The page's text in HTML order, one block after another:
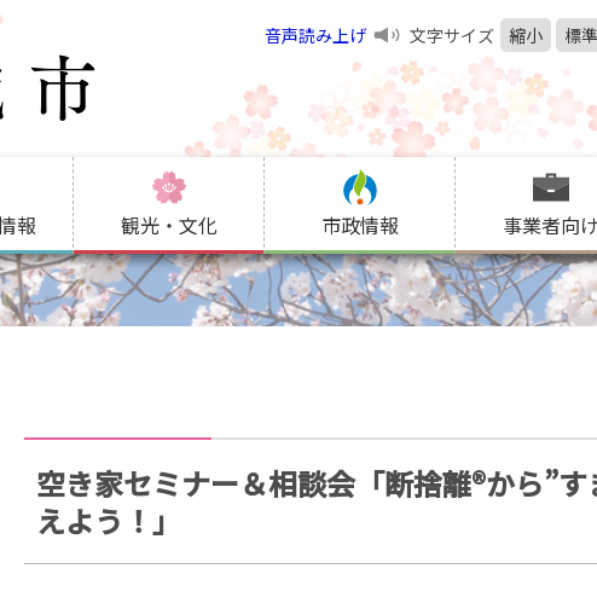
音声読み上げ 文字サイズ 縮小 標準
報 観光・文化 市政情報 事業者向け
空き家セミナー＆相談会「断捨離®から”
えよう！」